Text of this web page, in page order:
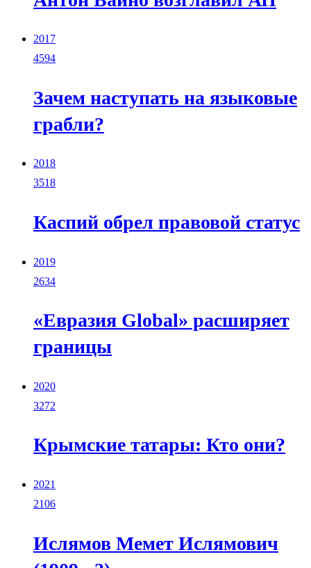
2017
4594
Зачем наступать на языковые
грабли?
2018
3518
Каспий обрел правовой статус
2019
2634
«Евразия Global» расширяет
границы
2020
3272
Крымские татары: Кто они?
2021
2106
Ислямов Мемет Ислямович